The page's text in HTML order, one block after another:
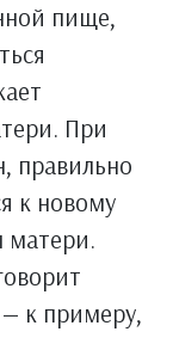
пище,
При
правильно
к новому
матери.
к примеру,